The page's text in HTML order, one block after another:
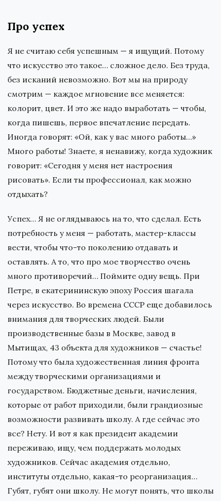
Про успех
Я не считаю себя успешным — я ищущий. Потому
что искусство это такое… сложное дело. Без труда,
без исканий невозможно. Вот мы на природу
смотрим — каждое мгновение все меняется:
колорит, цвет. И это же надо выработать — чтобы,
когда пишешь, первое впечатление передать.
Иногда говорят: «Ой, как у вас много работы…»
Много работы! Знаете, я ненавижу, когда художник
говорит: «Сегодня у меня нет настроения
рисовать». Если ты профессионал, как можно
отдыхать?
Успех… Я не оглядываюсь на то, что сделал. Есть
потребность у меня — работать, мастер-классы
вести, чтобы что-то поколению отдавать и
оставлять. А то, что про мое творчество очень
много противоречий… Поймите одну вещь. При
Петре, в екатерининскую эпоху Россия шагала
через искусство. Во времена СССР еще добавилось
внимания для творческих людей. Были
производственные базы в Москве, завод в
Мытищах, 43 объекта для художников — счастье!
Потому что была художественная линия фронта
между творческими организациями и
государством. Бюджетные деньги, начисления,
которые от работ приходили, были грандиозные
возможности развивать школу. А где сейчас это
все? Нету. И вот я как президент академии
переживаю, ищу, чем поддержать молодых
художников. Сейчас академия отдельно,
институты отдельно, какая-то реорганизация…
Губят, губят они школу. Не могут понять, что школы